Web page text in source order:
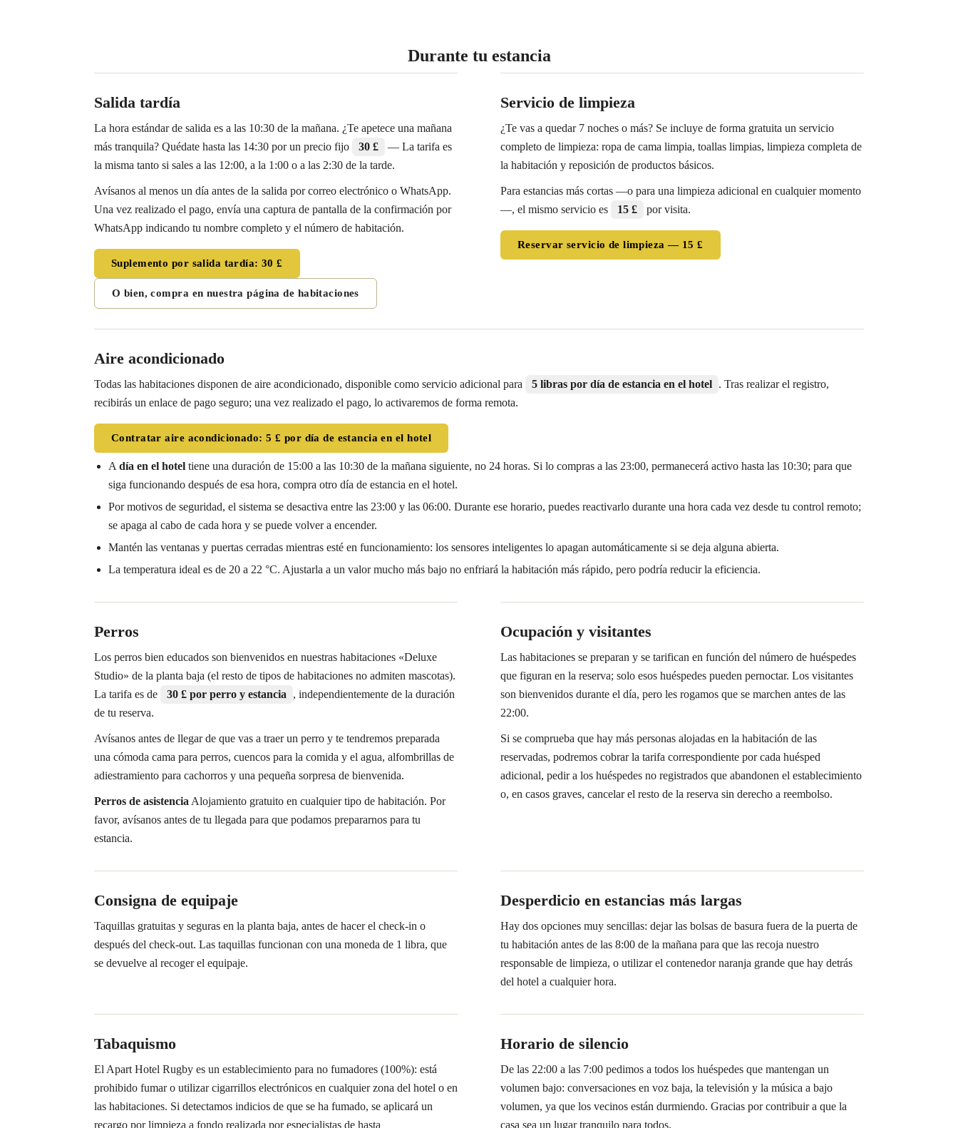
Durante tu estancia
Salida tardía
La hora estándar de salida es a las 10:30 de la mañana. ¿Te apetece una mañana
más tranquila? Quédate hasta las 14:30 por un precio fijo
30 £
— La tarifa es
la misma tanto si sales a las 12:00, a la 1:00 o a las 2:30 de la tarde.
Avísanos al menos un día antes de la salida por correo electrónico o WhatsApp.
Una vez realizado el pago, envía una captura de pantalla de la confirmación por
WhatsApp indicando tu nombre completo y el número de habitación.
Suplemento por salida tardía: 30 £
O bien, compra en nuestra página de habitaciones
Servicio de limpieza
¿Te vas a quedar 7 noches o más? Se incluye de forma gratuita un servicio
completo de limpieza: ropa de cama limpia, toallas limpias, limpieza completa de
la habitación y reposición de productos básicos.
Para estancias más cortas —o para una limpieza adicional en cualquier momento
—, el mismo servicio es
15 £ por visita.
Reservar servicio de limpieza — 15 £
Aire acondicionado
Todas las habitaciones disponen de aire acondicionado, disponible como servicio adicional para 5 libras por día de estancia en el hotel . Tras realizar el registro,
recibirás un enlace de pago seguro; una vez realizado el pago, lo activaremos de forma remota.
Contratar aire acondicionado: 5 £ por día de estancia en el hotel
A día en el hotel tiene una duración de 15:00 a las 10:30 de la mañana siguiente, no 24 horas. Si lo compras a las 23:00, permanecerá activo hasta las 10:30; para que
siga funcionando después de esa hora, compra otro día de estancia en el hotel.
Por motivos de seguridad, el sistema se desactiva entre las 23:00 y las 06:00. Durante ese horario, puedes reactivarlo durante una hora cada vez desde tu control remoto;
se apaga al cabo de cada hora y se puede volver a encender.
Mantén las ventanas y puertas cerradas mientras esté en funcionamiento: los sensores inteligentes lo apagan automáticamente si se deja alguna abierta.
La temperatura ideal es de 20 a 22 °C. Ajustarla a un valor mucho más bajo no enfriará la habitación más rápido, pero podría reducir la eficiencia.
Perros
Los perros bien educados son bienvenidos en nuestras habitaciones «Deluxe
Studio» de la planta baja (el resto de tipos de habitaciones no admiten mascotas).
La tarifa es de
30 £ por perro y estancia
, independientemente de la duración
de tu reserva.
Avísanos antes de llegar de que vas a traer un perro y te tendremos preparada
una cómoda cama para perros, cuencos para la comida y el agua, alfombrillas de
adiestramiento para cachorros y una pequeña sorpresa de bienvenida.
Perros de asistencia Alojamiento gratuito en cualquier tipo de habitación. Por
favor, avísanos antes de tu llegada para que podamos prepararnos para tu
estancia.
Ocupación y visitantes
Las habitaciones se preparan y se tarifican en función del número de huéspedes
que figuran en la reserva; solo esos huéspedes pueden pernoctar. Los visitantes
son bienvenidos durante el día, pero les rogamos que se marchen antes de las
22:00.
Si se comprueba que hay más personas alojadas en la habitación de las
reservadas, podremos cobrar la tarifa correspondiente por cada huésped
adicional, pedir a los huéspedes no registrados que abandonen el establecimiento
o, en casos graves, cancelar el resto de la reserva sin derecho a reembolso.
Consigna de equipaje
Taquillas gratuitas y seguras en la planta baja, antes de hacer el check-in o
después del check-out. Las taquillas funcionan con una moneda de 1 libra, que
se devuelve al recoger el equipaje.
Desperdicio en estancias más largas
Hay dos opciones muy sencillas: dejar las bolsas de basura fuera de la puerta de
tu habitación antes de las 8:00 de la mañana para que las recoja nuestro
responsable de limpieza, o utilizar el contenedor naranja grande que hay detrás
del hotel a cualquier hora.
Tabaquismo
El Apart Hotel Rugby es un establecimiento para no fumadores (100%): está
prohibido fumar o utilizar cigarrillos electrónicos en cualquier zona del hotel o en
las habitaciones. Si detectamos indicios de que se ha fumado, se aplicará un
recargo por limpieza a fondo realizada por especialistas de hasta
Horario de silencio
De las 22:00 a las 7:00 pedimos a todos los huéspedes que mantengan un
volumen bajo: conversaciones en voz baja, la televisión y la música a bajo
volumen, ya que los vecinos están durmiendo. Gracias por contribuir a que la
casa sea un lugar tranquilo para todos.